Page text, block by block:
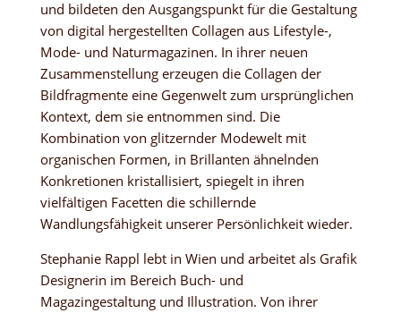
und bildeten den Ausgangspunkt für die Gestaltung
von digital hergestellten Collagen aus Lifestyle-,
Mode- und Naturmagazinen. In ihrer neuen
Zusammenstellung erzeugen die Collagen der
Bildfragmente eine Gegenwelt zum ursprünglichen
Kontext, dem sie entnommen sind. Die
Kombination von glitzernder Modewelt mit
organischen Formen, in Brillanten ähnelnden
Konkretionen kristallisiert, spiegelt in ihren
vielfältigen Facetten die schillernde
Wandlungsfähigkeit unserer Persönlichkeit wieder.
Stephanie Rappl lebt in Wien und arbeitet als Grafik
Designerin im Bereich Buch- und
Magazingestaltung und Illustration. Von ihrer